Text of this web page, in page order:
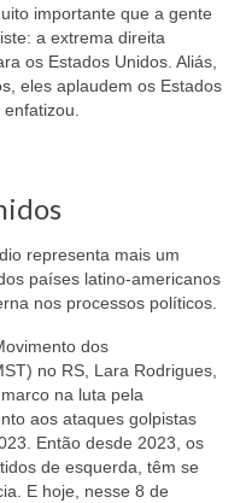
importante que a gente
a extrema direita
os Estados Unidos. Aliás,
eles aplaudem os Estados
representa mais um
países latino-americanos
nos processos políticos.
dos
no RS, Lara Rodrigues,
na luta pela
aos ataques golpistas
Então desde 2023, os
de esquerda, têm se
E hoje, nesse 8 de